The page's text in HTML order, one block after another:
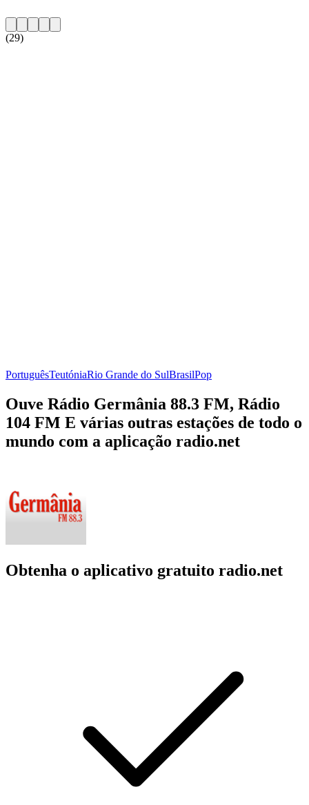
(29)
PortuguêsTeutóniaRio Grande do SulBrasilPop
Ouve Rádio Germânia 88.3 FM, Rádio
104 FM E várias outras estações de todo o
mundo com a aplicação radio.net
Obtenha o aplicativo gratuito radio.net